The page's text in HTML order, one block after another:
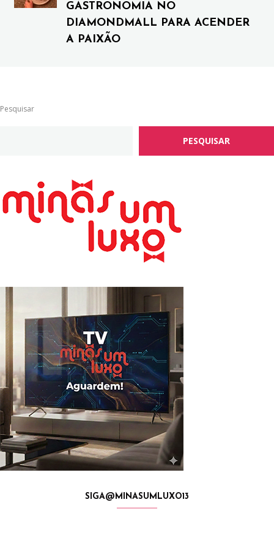
GASTRONOMIA NO
DIAMONDMALL PARA ACENDER
A PAIXÃO
Pesquisar
PESQUISAR
SIGA@MINASUMLUXO13